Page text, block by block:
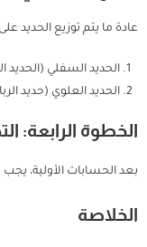
عادة ما يتم توزيع الحديد
الحديد السفلي
الحديد العلوي (حديد
الخطوة الرابعة:
بعد الحسابات الأولية،
الخلاصة